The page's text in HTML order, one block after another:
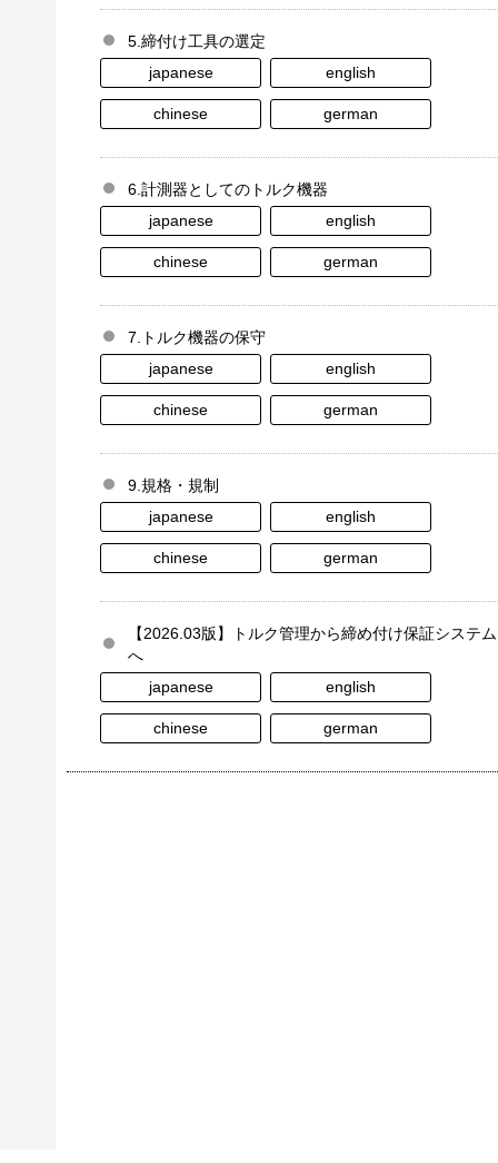
5.締付け工具の選定
japanese
english
chinese german
6.計測器としてのトルク機器
japanese
english
chinese german
7.トルク機器の保守
japanese
english
chinese german
9.規格・規制
japanese
english
chinese german
【2026.03版】トルク管理から締め付け保証システム
へ
japanese
english
chinese german